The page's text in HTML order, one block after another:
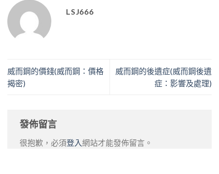
LSJ666
威而鋼的價錢(威而鋼：價格
揭密)
威而鋼的後遺症(威而鋼後遺
症：影響及處理)
發佈留言
很抱歉，必須登入 網站才能發佈留言。